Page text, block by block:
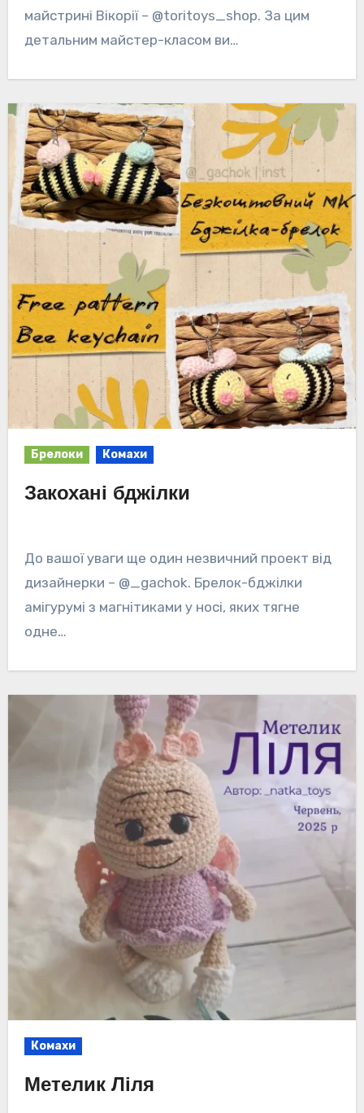
майстрині Вікорії – @toritoys_shop. За цим
детальним майстер-класом ви…
Брелоки Комахи
Закохані бджілки
До вашої уваги ще один незвичний проект від
дизайнерки – @_gachok. Брелок-бджілки
амігурумі з магнітиками у носі, яких тягне
одне…
Комахи
Метелик Ліля